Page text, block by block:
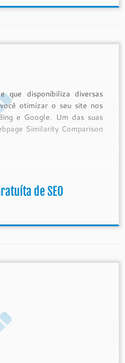
disponibiliza diversas
otimizar o seu site nos
e Google. Um das suas
Similarity Comparison
de SEO